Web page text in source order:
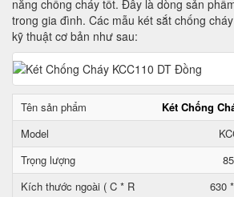
năng chống cháy tốt. Đây là dòng sản
trong gia đình. Các mẫu két sắt chống
kỹ thuật cơ bản như sau:
Tên sản phẩm
Két Chống
Model
Trọng lượng
Kích thước ngoài ( C * R
630